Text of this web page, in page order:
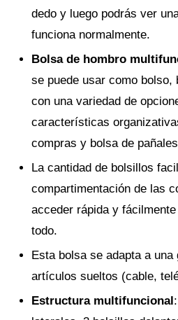
dedo y luego podrás ver
funciona normalmente.
Bolsa de hombro
se puede usar como bolso,
con una variedad de
características
compras y bolsa de
La cantidad de bolsillos
compartimentación de las
acceder rápida y
todo.
Esta bolsa se adapta a una
artículos sueltos (cable,
Estructura multifuncional